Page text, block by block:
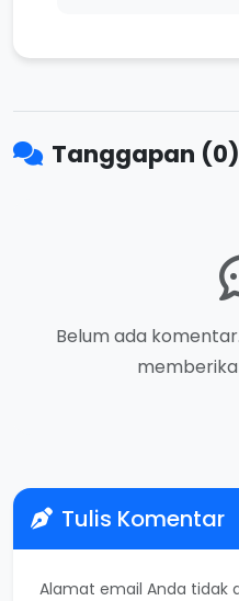
Tanggapan (0)
Belum ada
Tulis Komentar
Alamat email Anda tidak